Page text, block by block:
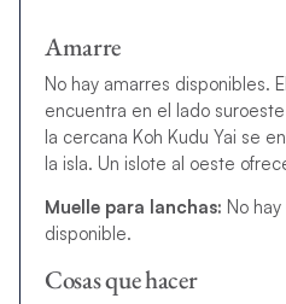
Amarre
No hay amarres disponibles.
encuentra en el lado
la cercana Koh Kudu Yai se
la isla. Un islote al oeste
Muelle para lanchas: No
disponible.
Cosas que hacer